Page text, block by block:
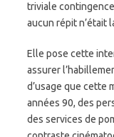
triviale
aucun répit n’était
Elle pose cette
assurer
d’usage que cette
années 90, des
des services de